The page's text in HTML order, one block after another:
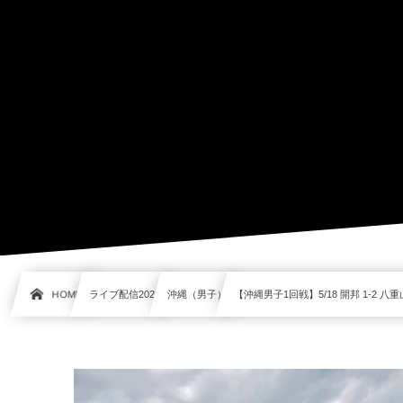
HOME ライブ配信2021 沖縄（男子） 【沖縄男子1回戦】5/18 開邦 1-2 八重